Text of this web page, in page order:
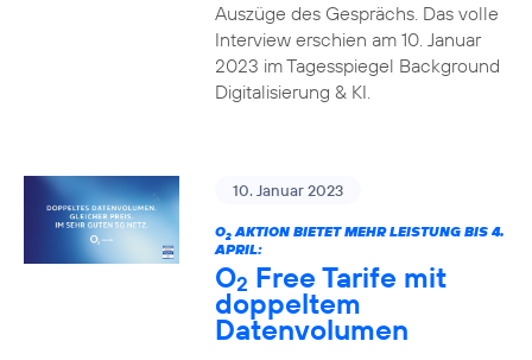
Auszüge des Gesprächs. Das volle
Interview erschien am 10. Januar
2023 im Tagesspiegel Background
Digitalisierung & KI.
10. Januar 2023
O2AKTION BIETET MEHR LEISTUNG BIS 4.
APRIL:
O2 Free Tarife mit
doppeltem
Datenvolumen